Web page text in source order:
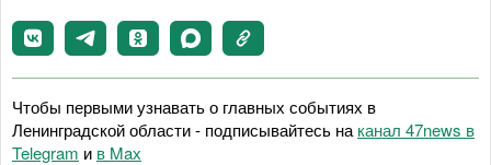
Чтобы первыми узнавать о главных событиях в
Ленинградской области - подписывайтесь на канал 47news в
Telegram и в Maх